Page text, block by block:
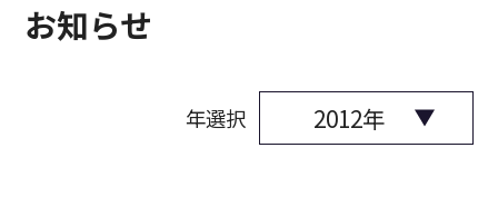
お知らせ
年選択